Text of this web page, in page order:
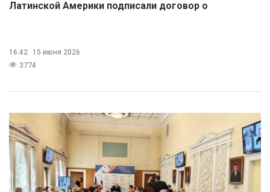
Латинской Америки подписали договор о
16:42 15 июня 2026
3774